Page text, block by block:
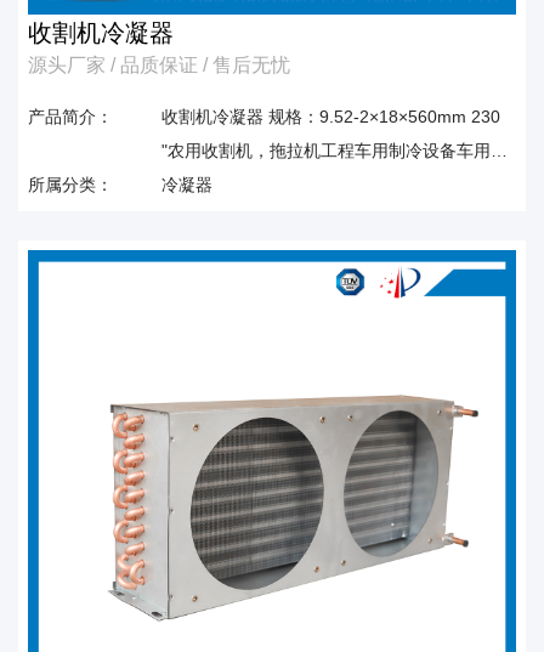
收割机冷凝器
源头厂家 / 品质保证 / 售后无忧
产品简介：
收割机冷凝器 规格：9.52-2×18×560mm 230
"农用收割机，拖拉机工程车用制冷设备车用空
调冷凝器"
所属分类： 冷凝器